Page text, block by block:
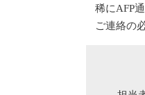
稀にAFP
ご連絡の